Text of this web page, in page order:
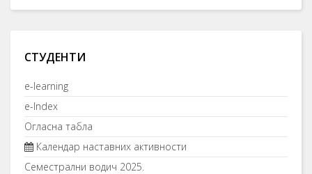
СТУДЕНТИ
e-learning
e-Index
Огласна табла
Календар наставних активности
Семестрални водич 2025.